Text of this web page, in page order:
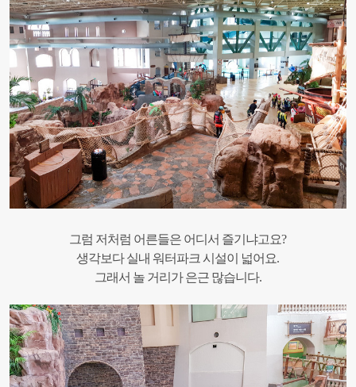
그럼 저처럼 어른들은 어디서 즐기냐고요?
생각보다 실내 워터파크 시설이 넓어요.
그래서 놀 거리가 은근 많습니다.